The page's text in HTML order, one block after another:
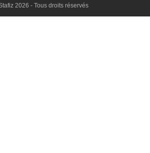
2026 - Tous droits réservés